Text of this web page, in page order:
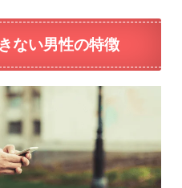
ない男性の特徴